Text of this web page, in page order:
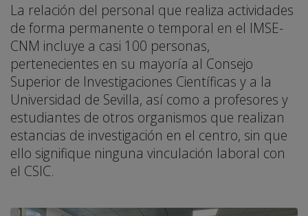
La relación del personal que realiza actividades
de forma permanente o temporal en el IMSE-
CNM incluye a casi 100 personas,
pertenecientes en su mayoría al Consejo
Superior de Investigaciones Científicas y a la
Universidad de Sevilla, así como a profesores y
estudiantes de otros organismos que realizan
estancias de investigación en el centro, sin que
ello signifique ninguna vinculación laboral con
el CSIC.